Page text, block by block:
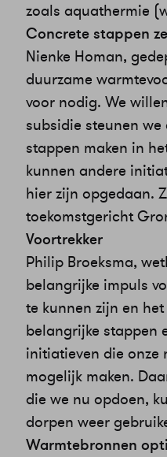
zoals aquathermie
Concrete stappen
Nienke Homan,
duurzame
voor nodig. We
subsidie steunen
stappen maken in
kunnen andere
hier zijn opgedaan.
toekomstgericht
Voortrekker
Philip Broeksma,
belangrijke impuls
te kunnen zijn en
belangrijke stappen
initiatieven die onze
mogelijk maken.
die we nu opdoen,
dorpen weer
Warmtebronnen